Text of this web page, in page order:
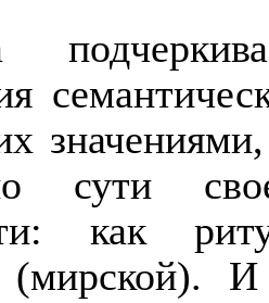
значениями,
сути
как
И